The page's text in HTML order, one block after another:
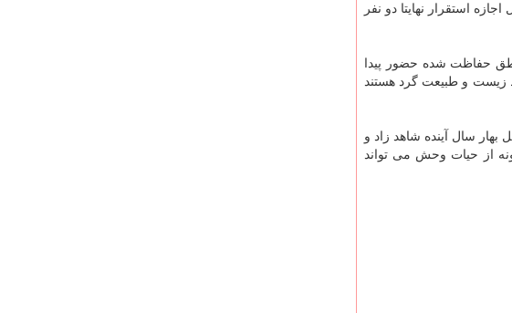
استقرار نهایتا دو نفر
حفاظت شده حضور پیدا
زیست و طبیعت گرد هستند
سال آینده شاهد زاد و
از حیات وحش می تواند